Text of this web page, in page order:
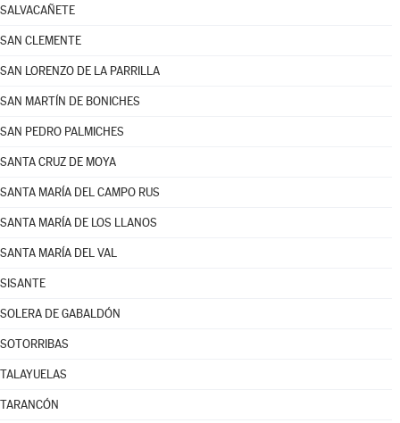
SALVACAÑETE
SAN CLEMENTE
SAN LORENZO DE LA PARRILLA
SAN MARTÍN DE BONICHES
SAN PEDRO PALMICHES
SANTA CRUZ DE MOYA
SANTA MARÍA DEL CAMPO RUS
SANTA MARÍA DE LOS LLANOS
SANTA MARÍA DEL VAL
SISANTE
SOLERA DE GABALDÓN
SOTORRIBAS
TALAYUELAS
TARANCÓN